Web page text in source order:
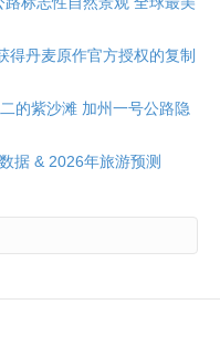
得丹麦原作官方授权的复制
的紫沙滩 加州一号公路隐
据 & 2026年旅游预测